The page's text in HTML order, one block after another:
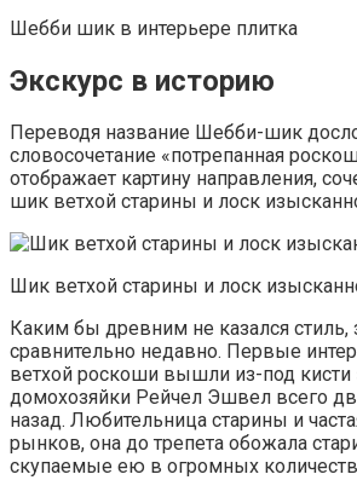
Шебби шик в интерьере плитка
Экскурс в историю
Переводя название Шебби-шик
словосочетание «потрепанная
отображает картину направления,
шик ветхой старины и лоск
Шик ветхой старины и лоск
Каким бы древним не казался стиль,
сравнительно недавно. Первые
ветхой роскоши вышли из-под кисти
домохозяйки Рейчел Эшвел всего
назад. Любительница старины и
рынков, она до трепета обожала
скупаемые ею в огромных